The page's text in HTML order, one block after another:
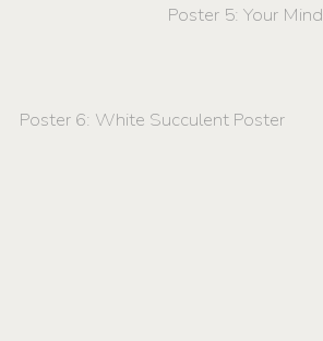
Poster 5: Your Mind
Poster 6: White Succulent Poster